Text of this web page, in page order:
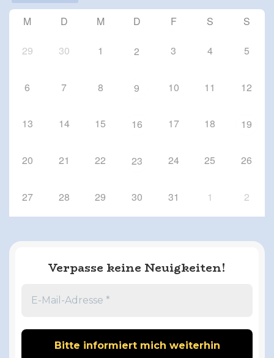
8 Okt. 26
M D M D F S S
29 30 1 2 3 4 5
6 7 8 9 10 11 12
13 14 15 16 17 18 19
20 21 22 23 24 25 26
27 28 29 30 31 1 2
Verpasse keine Neuigkeiten!